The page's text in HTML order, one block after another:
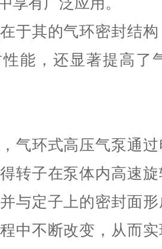
于其的气环密封结
能，还显著提高了
气环式高压气泵通
转子在泵体内高速
与定子上的密封面
中不断改变，从而